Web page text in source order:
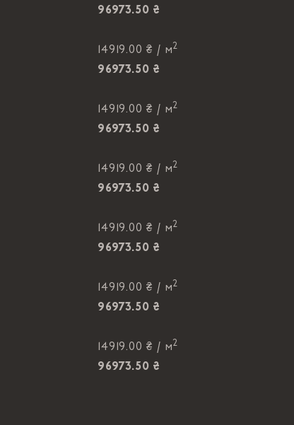
96973.50 ₴
14919.00 ₴ / м2
96973.50 ₴
14919.00 ₴ / м2
96973.50 ₴
14919.00 ₴ / м2
96973.50 ₴
14919.00 ₴ / м2
96973.50 ₴
14919.00 ₴ / м2
96973.50 ₴
14919.00 ₴ / м2
96973.50 ₴